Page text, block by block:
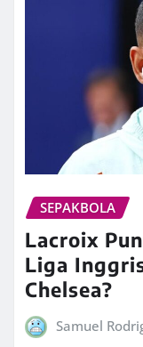
SEPAKBOLA
Lacroix
Liga
Chelsea?
Samuel